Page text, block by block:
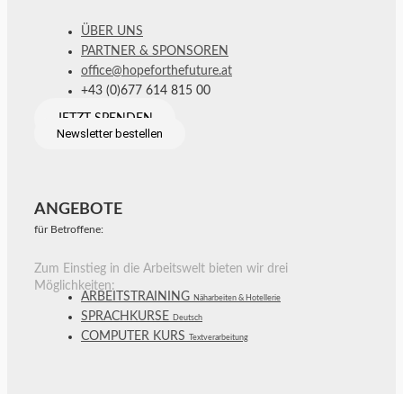
ÜBER UNS
PARTNER & SPONSOREN
office@hopeforthefuture.at
+43 (0)677 614 815 00
JETZT SPENDEN
Newsletter bestellen
ANGEBOTE
für Betroffene:
Zum Einstieg in die Arbeitswelt bieten wir drei
Möglichkeiten:
ARBEITSTRAINING Näharbeiten & Hotellerie
SPRACHKURSE Deutsch
COMPUTER KURS Textverarbeitung